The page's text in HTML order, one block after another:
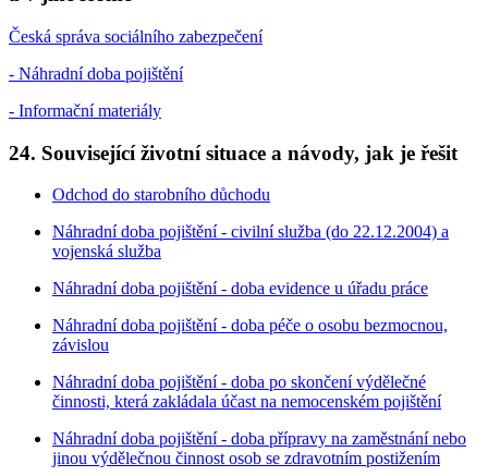
Česká správa sociálního zabezpečení
- Náhradní doba pojištění
- Informační materiály
24. Související životní situace a návody, jak je řešit
Odchod do starobního důchodu
Náhradní doba pojištění - civilní služba (do 22.12.2004) a
vojenská služba
Náhradní doba pojištění - doba evidence u úřadu práce
Náhradní doba pojištění - doba péče o osobu bezmocnou,
závislou
Náhradní doba pojištění - doba po skončení výdělečné
činnosti, která zakládala účast na nemocenském pojištění
Náhradní doba pojištění - doba přípravy na zaměstnání nebo
jinou výdělečnou činnost osob se zdravotním postižením